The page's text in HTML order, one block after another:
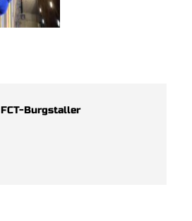
FCT-Burgstaller